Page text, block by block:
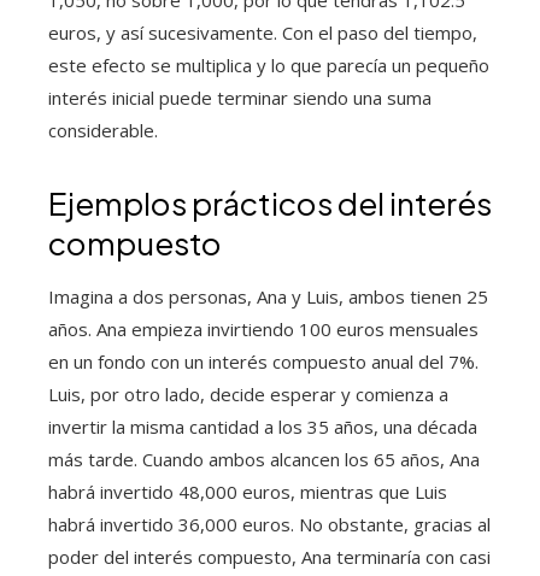
euros, y así sucesivamente. Con el paso del tiempo,
este efecto se multiplica y lo que parecía un pequeño
interés inicial puede terminar siendo una suma
considerable.
Ejemplos prácticos del interés
compuesto
Imagina a dos personas, Ana y Luis, ambos tienen 25
años. Ana empieza invirtiendo 100 euros mensuales
en un fondo con un interés compuesto anual del 7%.
Luis, por otro lado, decide esperar y comienza a
invertir la misma cantidad a los 35 años, una década
más tarde. Cuando ambos alcancen los 65 años, Ana
habrá invertido 48,000 euros, mientras que Luis
habrá invertido 36,000 euros. No obstante, gracias al
poder del interés compuesto, Ana terminaría con casi